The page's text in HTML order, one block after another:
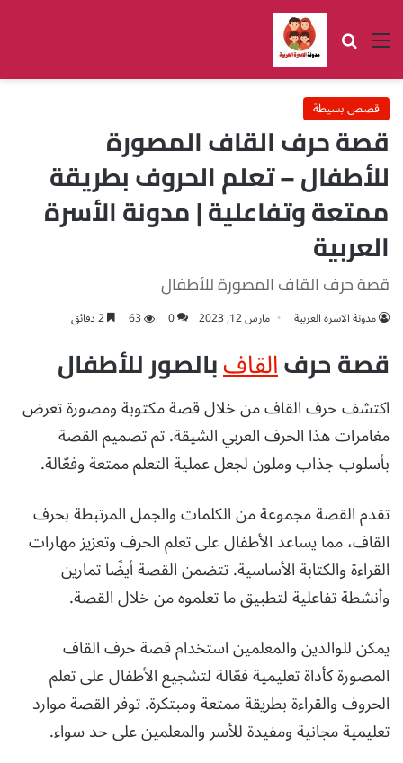
القائمة بحث عن
قصص بسيطة
قصة حرف القاف المصورة
للأطفال – تعلم الحروف بطريقة
ممتعة وتفاعلية | مدونة الأسرة
العربية
قصة حرف القاف المصورة للأطفال
مدونة الاسرة العربية مارس 12, 2023 0
63
قصة حرفالقافبالصور للأطفال
اكتشف حرف القاف من خلال قصة مكتوبة ومصورة تعرض
مغامرات هذا الحرف العربي الشيقة. تم تصميم القصة
بأسلوب جذاب وملون لجعل عملية التعلم ممتعة وفعّالة.
تقدم القصة مجموعة من الكلمات والجمل المرتبطة بحرف
القاف، مما يساعد الأطفال على تعلم الحرف وتعزيز مهارات
القراءة والكتابة الأساسية. تتضمن القصة أيضًا تمارين
وأنشطة تفاعلية لتطبيق ما تعلموه من خلال القصة.
يمكن للوالدين والمعلمين استخدام قصة حرف القاف
المصورة كأداة تعليمية فعّالة لتشجيع الأطفال على تعلم
الحروف والقراءة بطريقة ممتعة ومبتكرة. توفر القصة موارد
تعليمية مجانية ومفيدة للأسر والمعلمين على حد سواء.